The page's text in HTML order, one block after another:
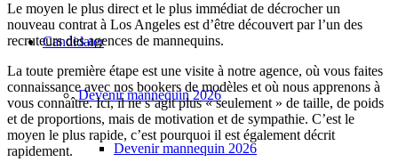
Candidater
Devenir mannequin 2026
Devenir mannequin 2026
Le moyen le plus direct et le plus immédiat de décrocher un
nouveau contrat à Los Angeles est d’être découvert par l’un des
recruteurs des agences de mannequins.
La toute première étape est une visite à notre agence, où vous faites
connaissance avec nos bookers de modèles et où nous apprenons à
vous connaître. Ici, il ne s’agit plus « seulement » de taille, de poids
et de proportions, mais de motivation et de sympathie. C’est le
moyen le plus rapide, c’est pourquoi il est également décrit
rapidement.